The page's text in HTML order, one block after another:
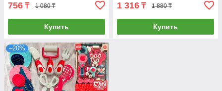
756 ₸ 1 080 ₸
Купить
1 316 ₸ 1 880 ₸
Купить
–20%